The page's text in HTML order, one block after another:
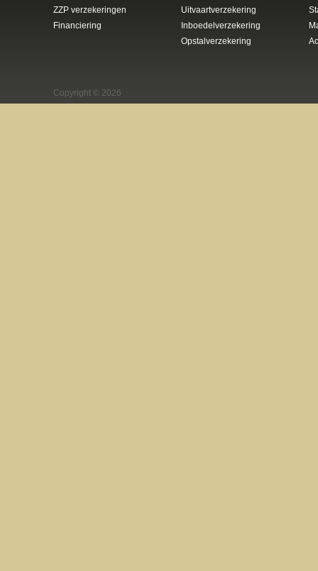
ZZP verzekeringen
Financiering
Uitvaartverzekering
Inboedelverzekering
Opstalverzekering
Copyright © 2026